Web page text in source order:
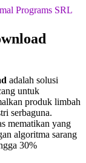
Programs SRL
adalah solusi
untuk
produk limbah
serbaguna.
mematikan yang
algoritma sarang
30%